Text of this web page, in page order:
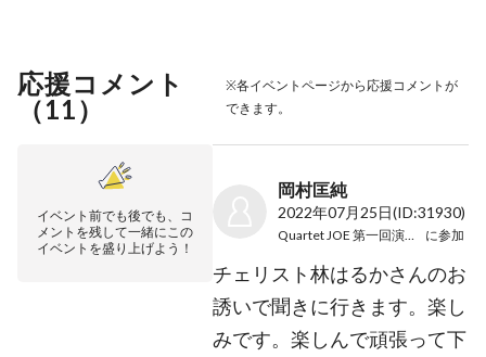
応援コメント
（11）
※各イベントページから応援コメントが
できます。
イベント前でも後でも、コ
メントを残して一緒にこの
イベントを盛り上げよう！
岡村匡純
2022年07月25日(ID:31930)
Quartet JOE 第一回演奏会 に参加
チェリスト林はるかさんのお
誘いで聞きに行きます。楽し
みです。楽しんで頑張って下